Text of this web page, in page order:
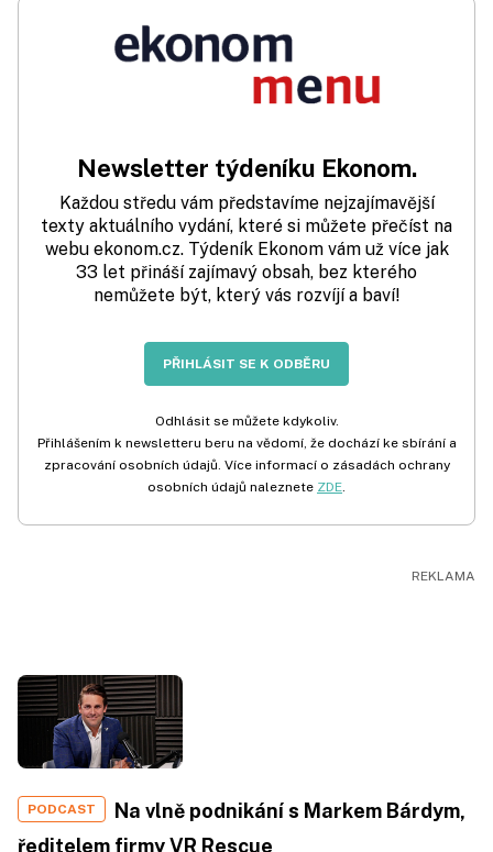
Newsletter týdeníku Ekonom.
Každou středu vám představíme nejzajímavější
texty aktuálního vydání, které si můžete přečíst na
webu ekonom.cz. Týdeník Ekonom vám už více jak
33 let přináší zajímavý obsah, bez kterého
nemůžete být, který vás rozvíjí a baví!
PŘIHLÁSIT SE K ODBĚRU
Odhlásit se můžete kdykoliv.
Přihlášením k newsletteru beru na vědomí, že dochází ke sbírání a
zpracování osobních údajů. Více informací o zásadách ochrany
osobních údajů naleznete ZDE.
PODCAST
Na vlně podnikání s Markem Bárdym,
ředitelem firmy VR Rescue